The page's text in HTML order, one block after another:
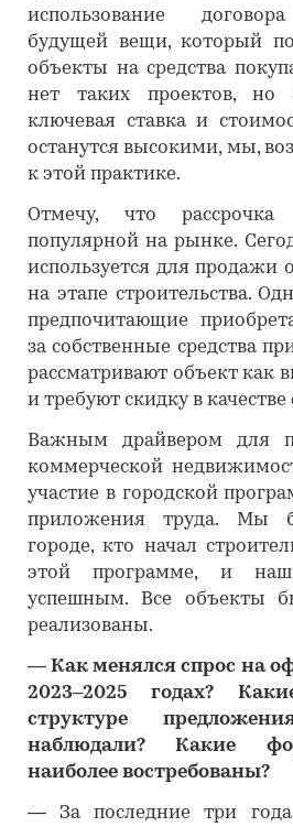
использование
будущей вещи, который
объекты на средства
нет таких проектов, но
ключевая ставка и
останутся высокими, мы,
к этой практике.
Отмечу, что рассрочка
популярной на рынке.
используется для продажи
на этапе строительства.
предпочитающие
за собственные средства
рассматривают объект как
и требуют скидку в качестве
Важным драйвером для
коммерческой
участие в городской
приложения труда. Мы
городе, кто начал
этой программе, и
успешным. Все объекты
реализованы.
―Как менялся спрос на
2023–2025 годах?
структуре
наблюдали? Какие
наиболее востребованы?
― За последние три